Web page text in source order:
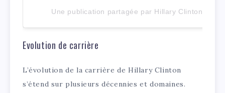
Evolution de carrière
L’évolution de la carrière de Hillary Clinton
s’étend sur plusieurs décennies et domaines.